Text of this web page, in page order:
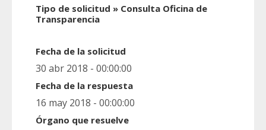
Tipo de solicitud » Consulta Oficina de
Transparencia
Fecha de la solicitud
30 abr 2018 - 00:00:00
Fecha de la respuesta
16 may 2018 - 00:00:00
Órgano que resuelve